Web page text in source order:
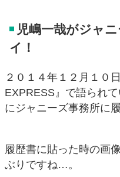
児嶋一哉がジャ
イ！
２０１４年１２月１０
EXPRESS』で語られ
にジャニーズ事務所に
履歴書に貼った時の画
ぶりですね…。